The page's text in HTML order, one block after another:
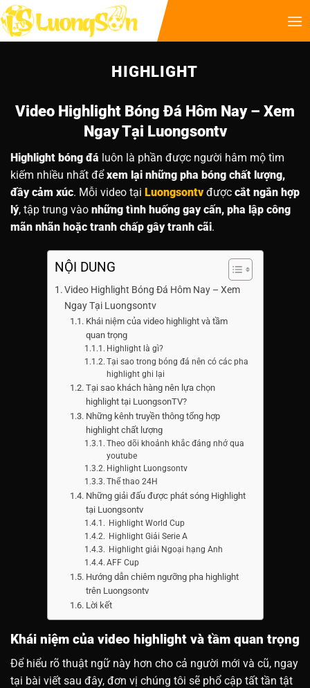
HIGHLIGHT
Video Highlight Bóng Đá Hôm Nay – Xem
Ngay Tại Luongsontv
Highlight bóng đá luôn là phần được người hâm mộ tìm
kiếm nhiều nhất để xem lại những pha bóng chất lượng,
đầy cảm xúc. Mỗi video tại Luongsontv được cắt ngắn hợp
lý, tập trung vào những tình huống gay cấn, pha lập công
mãn nhãn hoặc tranh chấp gây tranh cãi.
NỘI DUNG
Video Highlight Bóng Đá Hôm Nay – Xem
Ngay Tại Luongsontv
Khái niệm của video highlight và tầm
quan trọng
Highlight là gì?
Tại sao trong bóng đá nên có các pha
highlight ghi lại
Tại sao khách hàng nên lựa chọn
highlight tại LuongsonTV?
Những kênh truyền thông tổng hợp
highlight chất lượng
Theo dõi khoảnh khắc đáng nhớ qua
youtube
Highlight Luongsontv
Thể thao 24H
Những giải đấu được phát sóng Highlight
tại Luongsontv
Highlight World Cup
Highlight Giải Serie A
Highlight giải Ngoại hạng Anh
AFF Cup
Hướng dẫn chiêm ngưỡng pha highlight
trên Luongsontv
Lời kết
Khái niệm của video highlight và tầm quan trọng
Để hiểu rõ thuật ngữ này hơn cho cả người mới và cũ, ngay
tại bài viết sau đây, đơn vị chúng tôi sẽ phổ cập tất tần tật